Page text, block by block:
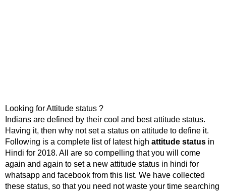
Looking for Attitude status ?
Indians are defined by their cool and best attitude status.
Having it, then why not set a status on attitude to define it.
Following is a complete list of latest high attitude status in
Hindi for 2018. All are so compelling that you will come
again and again to set a new attitude status in hindi for
whatsapp and facebook from this list. We have collected
these status, so that you need not waste your time searching